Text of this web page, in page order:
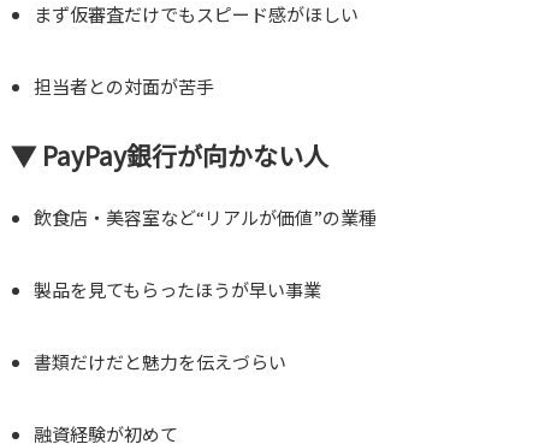
まず仮審査だけでもスピード感がほしい
担当者との対面が苦手
▼ PayPay銀行が向かない人
飲食店・美容室など“リアルが価値”の業種
製品を見てもらったほうが早い事業
書類だけだと魅力を伝えづらい
融資経験が初めて